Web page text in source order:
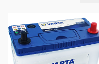
giá chất lượng bình ắc quy
Đưa ra những phương án tối
xe của bạn.